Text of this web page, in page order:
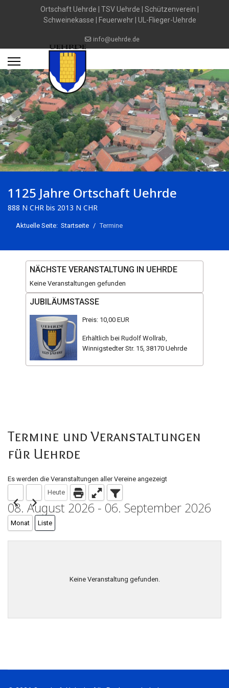
Ortschaft Uehrde TSV Uehrde Schützenverein
Schweinekasse
Feuerwehr| UL-Flieger-Uehrde
info@uehrde.de
1125 Jahre Ortschaft Uehrde
888 N CHR bis 2013 N CHR
Aktuelle Seite: Startseite Termine
NÄCHSTE VERANSTALTUNG IN UEHRDE
Keine Veranstaltungen gefunden
JUBILÄUMSTASSE
Preis: 10,00 EUR
Erhältlich bei Rudolf Wollrab,
Winnigstedter Str. 15, 38170 Uehrde
Termine und Veranstaltungen
für Uehrde
Es werden die Veranstaltungen aller Vereine angezeigt
Heute
08. August 2026 - 06. September 2026
Monat Liste
Keine Veranstaltung gefunden.